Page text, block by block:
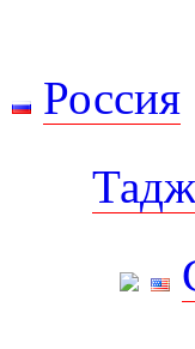
Россия